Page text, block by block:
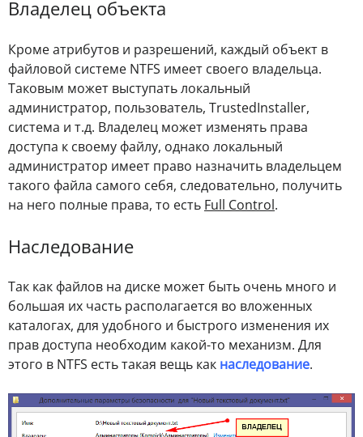
Владелец объекта
Кроме атрибутов и разрешений, каждый объект в
файловой системе NTFS имеет своего владельца.
Таковым может выступать локальный
администратор, пользователь, TrustedInstaller,
система и т.д. Владелец может изменять права
доступа к своему файлу, однако локальный
администратор имеет право назначить владельцем
такого файла самого себя, следовательно, получить
на него полные права, то есть Full Control.
Наследование
Так как файлов на диске может быть очень много и
большая их часть располагается во вложенных
каталогах, для удобного и быстрого изменения их
прав доступа необходим какой-то механизм. Для
этого в NTFS есть такая вещь как наследование.